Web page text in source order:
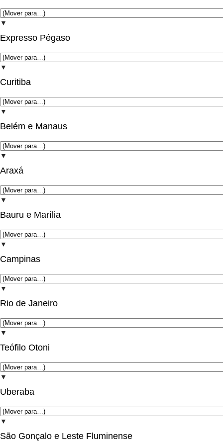
▼
Expresso Pégaso
▼
Curitiba
▼
Belém e Manaus
▼
Araxá
▼
Bauru e Marília
▼
Campinas
▼
Rio de Janeiro
▼
Teófilo Otoni
▼
Uberaba
▼
São Gonçalo e Leste Fluminense